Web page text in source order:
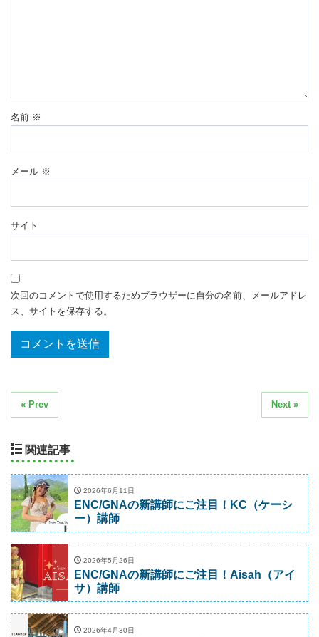
名前 ※
メール ※
サイト
次回のコメントで使用するためブラウザーに自分の名前、メールアドレ
ス、サイトを保存する。
« Prev Next »
関連記事
2026年6月11日
ENC/GNAの新講師にご注目！KC（ケーシ
ー）講師
2026年5月26日
ENC/GNAの新講師にご注目！Aisah（アイ
サ）講師
2026年4月30日